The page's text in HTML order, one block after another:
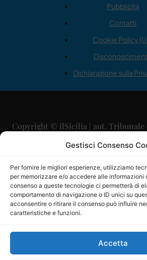
Gestisci Consenso
Per fornire le migliori esperienze, utilizziamo
per memorizzare e/o accedere alle informazioni
consenso a queste tecnologie ci permetterà di
comportamento di navigazione o ID unici su
acconsentire o ritirare il consenso può influire
caratteristiche e funzioni.
Accetta
Pubblicità
Contatti
Cookie Policy
Dichiarazione sulla
Copyright © ilSicilia | aut. Tribunale
29/09/2015
Direttore Editoriale:
Direttore Responsabile:
P.IVA: 06334930820
Mercurio Comunicazione Società